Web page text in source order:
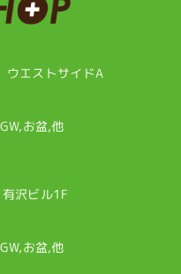
ウエストサイドA
お盆,他
有沢ビル1F
お盆,他